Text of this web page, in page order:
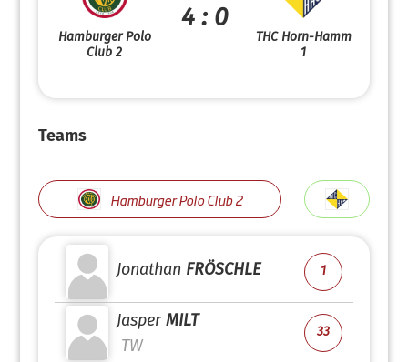
Hamburger Polo
Club 2
4 : 0
THC Horn-Hamm
1
Teams
Hamburger Polo Club 2
Jonathan FRÖSCHLE 1
Jasper MILT
TW
33